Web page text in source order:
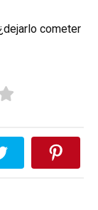
cometer